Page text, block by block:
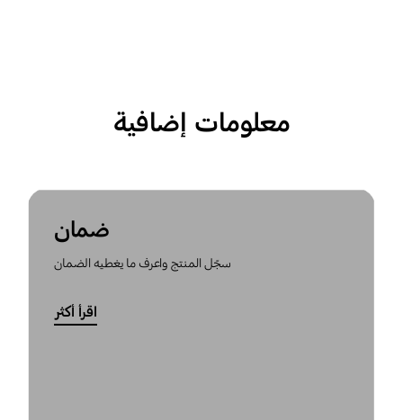
معلومات إضافية
ضمان
سجّل المنتج واعرف ما يغطيه الضمان
اقرأ أكثر